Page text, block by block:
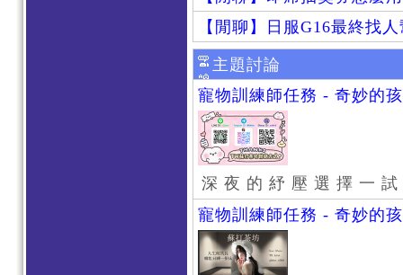
【閒聊】日服G16最終找
主題討論
寵物訓練師任務 - 奇妙的
深 夜 的 紓 壓 選 擇 一
寵物訓練師任務 - 奇妙的